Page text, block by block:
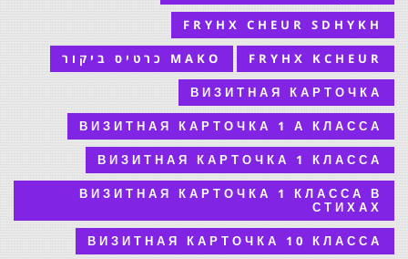
FRYHX CHEUR SDHYKH
FRYHX KCHEUR MAKO כרטיס ביקור
ВИЗИТНАЯ КАРТОЧКА
ВИЗИТНАЯ КАРТОЧКА 1 А КЛАССА
ВИЗИТНАЯ КАРТОЧКА 1 КЛАССА
ВИЗИТНАЯ КАРТОЧКА 1 КЛАССА В
СТИХАХ
ВИЗИТНАЯ КАРТОЧКА 10 КЛАССА